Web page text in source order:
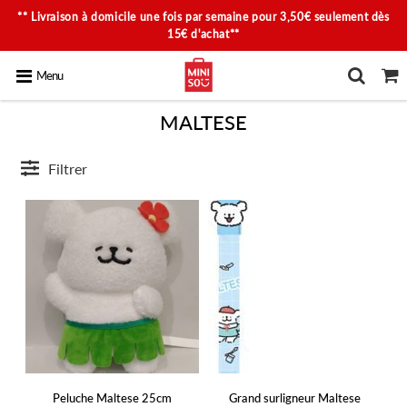
** Livraison à domicile une fois par semaine pour 3,50€ seulement dès
15€ d'achat**
Menu
MALTESE
Filtrer
Peluche Maltese 25cm
Grand surligneur Maltese